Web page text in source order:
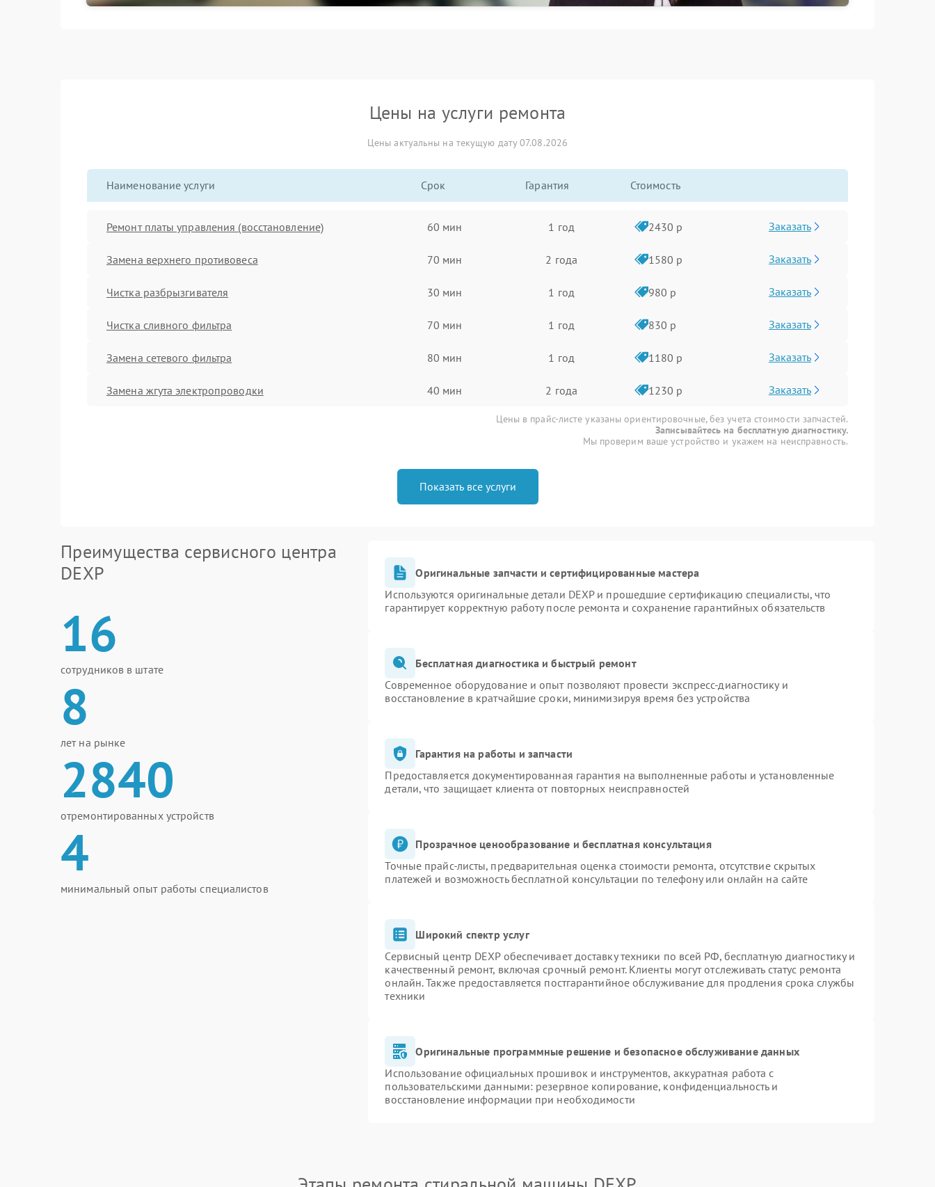
Цены на услуги ремонта
Цены актуальны на текущую дату 07.08.2026
Наименование услуги Срок Гарантия Стоимость
Ремонт платы управления (восстановление) 60 мин 1 год 2430 р Заказать
Замена верхнего противовеса 70 мин 2 года 1580 р Заказать
Чистка разбрызгивателя 30 мин 1 год 980 р Заказать
Чистка сливного фильтра 70 мин 1 год 830 р Заказать
Замена сетевого фильтра 80 мин 1 год 1180 р Заказать
Замена жгута электропроводки 40 мин 2 года 1230 р Заказать
Цены в прайс-листе указаны ориентировочные, без учета стоимости запчастей.
Записывайтесь на бесплатную диагностику.
Мы проверим ваше устройство и укажем на неисправность.
Показать все услуги
Преимущества сервисного центра
DEXP
16
сотрудников в штате
8
лет на рынке
2840
отремонтированных устройств
4
минимальный опыт работы специалистов
Оригинальные запчасти и сертифицированные мастера
Используются оригинальные детали DEXP и прошедшие сертификацию специалисты, что
гарантирует корректную работу после ремонта и сохранение гарантийных обязательств
Бесплатная диагностика и быстрый ремонт
Современное оборудование и опыт позволяют провести экспресс-диагностику и
восстановление в кратчайшие сроки, минимизируя время без устройства
Гарантия на работы и запчасти
Предоставляется документированная гарантия на выполненные работы и установленные
детали, что защищает клиента от повторных неисправностей
Прозрачное ценообразование и бесплатная консультация
Точные прайс-листы, предварительная оценка стоимости ремонта, отсутствие скрытых
платежей и возможность бесплатной консультации по телефону или онлайн на сайте
Широкий спектр услуг
Сервисный центр DEXP обеспечивает доставку техники по всей РФ, бесплатную диагностику и
качественный ремонт, включая срочный ремонт. Клиенты могут отслеживать статус ремонта
онлайн. Также предоставляется постгарантийное обслуживание для продления срока службы
техники
Оригинальные программные решение и безопасное обслуживание данных
Использование официальных прошивок и инструментов, аккуратная работа с
пользовательскими данными: резервное копирование, конфиденциальность и
восстановление информации при необходимости